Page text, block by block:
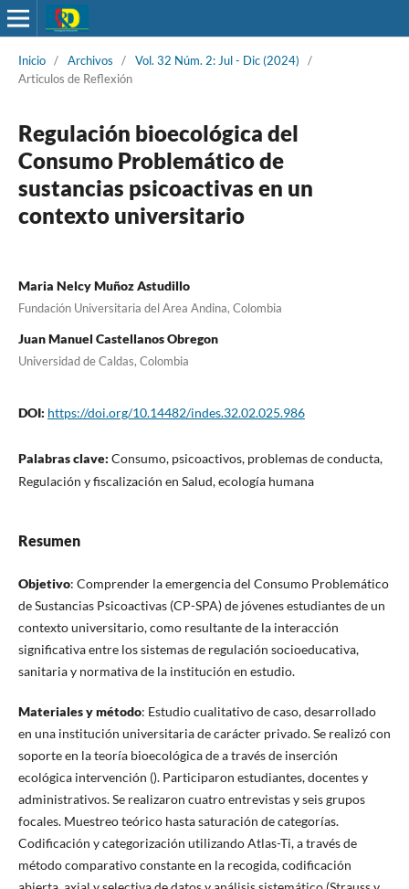
Inicio / Archivos / Vol. 32 Núm. 2: Jul - Dic (2024)
/
Articulos de Reflexión
Regulación bioecológica del
Consumo Problemático de
sustancias psicoactivas en un
contexto universitario
Maria Nelcy Muñoz Astudillo
Fundación Universitaria del Area Andina, Colombia
Juan Manuel Castellanos Obregon
Universidad de Caldas, Colombia
DOI: https://doi.org/10.14482/indes.32.02.025.986
Palabras clave: Consumo, psicoactivos, problemas de conducta,
Regulación y fiscalización en Salud, ecología humana
Resumen
Objetivo: Comprender la emergencia del Consumo Problemático
de Sustancias Psicoactivas (CP-SPA) de jóvenes estudiantes de un
contexto universitario, como resultante de la interacción
significativa entre los sistemas de regulación socioeducativa,
sanitaria y normativa de la institución en estudio.
Materiales y método: Estudio cualitativo de caso, desarrollado
en una institución universitaria de carácter privado. Se realizó con
soporte en la teoría bioecológica de a través de inserción
ecológica intervención (). Participaron estudiantes, docentes y
administrativos. Se realizaron cuatro entrevistas y seis grupos
focales. Muestreo teórico hasta saturación de categorías.
Codificación y categorización utilizando Atlas-Ti, a través de
método comparativo constante en la recogida, codificación